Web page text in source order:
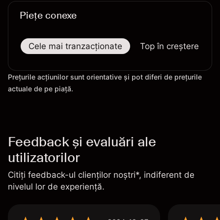
Piețe conexe
Cele mai tranzacționate Top în creștere
Prețurile acțiunilor sunt orientative și pot diferi de prețurile
actuale de pe piață.
Feedback și evaluări ale
utilizatorilor
Citiți feedback-ul clienților noștri*, indiferent de
nivelul lor de experiență.